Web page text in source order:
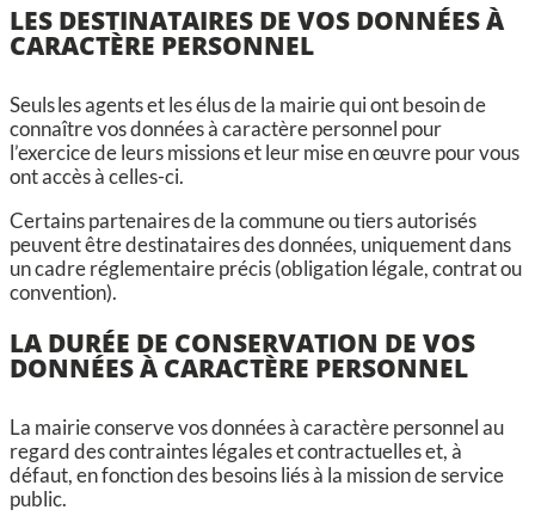
LES DESTINATAIRES DE VOS DONNÉES À
CARACTÈRE PERSONNEL
Seuls les agents et les élus de la mairie qui ont besoin de
connaître vos données à caractère personnel pour
l’exercice de leurs missions et leur mise en œuvre pour vous
ont accès à celles-ci.
Certains partenaires de la commune ou tiers autorisés
peuvent être destinataires des données, uniquement dans
un cadre réglementaire précis (obligation légale, contrat ou
convention).
LA DURÉE DE CONSERVATION DE VOS
DONNÉES À CARACTÈRE PERSONNEL
La mairie conserve vos données à caractère personnel au
regard des contraintes légales et contractuelles et, à
défaut, en fonction des besoins liés à la mission de service
public.